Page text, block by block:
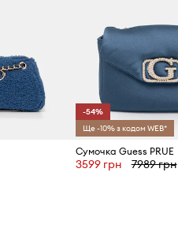
-54%
Ще -10% з кодом WEB*
Сумочка Guess PRUE
3599 грн 7989 грн